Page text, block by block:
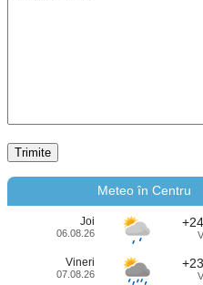
Meteo în Centru
Joi
06.08.26
Vineri
07.08.26